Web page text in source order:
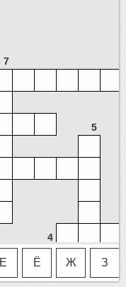
Е Ё Ж З
7
5
4